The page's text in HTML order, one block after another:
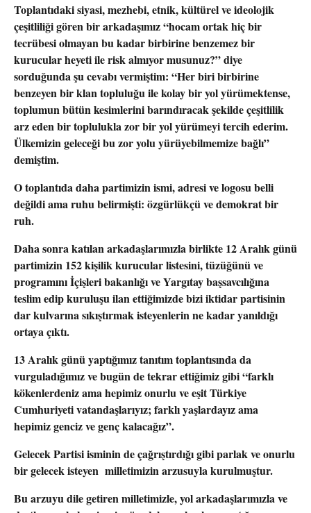
Toplantıdaki siyasi, mezhebi, etnik, kültürel ve ideolojik
çeşitliliği gören bir arkadaşımız “hocam ortak hiç bir
tecrübesi olmayan bu kadar birbirine benzemez bir
kurucular heyeti ile risk almıyor musunuz?” diye
sorduğunda şu cevabı vermiştim: “Her biri birbirine
benzeyen bir klan topluluğu ile kolay bir yol yürümektense,
toplumun bütün kesimlerini barındıracak şekilde çeşitlilik
arz eden bir toplulukla zor bir yol yürümeyi tercih ederim.
Ülkemizin geleceği bu zor yolu yürüyebilmemize bağlı”
demiştim.
O toplantıda daha partimizin ismi, adresi ve logosu belli
değildi ama ruhu belirmişti: özgürlükçü ve demokrat bir
ruh.
Daha sonra katılan arkadaşlarımızla birlikte 12 Aralık günü
partimizin 152 kişilik kurucular listesini, tüzüğünü ve
programını İçişleri bakanlığı ve Yargıtay başsavcılığına
teslim edip kuruluşu ilan ettiğimizde bizi iktidar partisinin
dar kulvarına sıkıştırmak isteyenlerin ne kadar yanıldığı
ortaya çıktı.
13 Aralık günü yaptığımız tanıtım toplantısında da
vurguladığımız ve bugün de tekrar ettiğimiz gibi “farklı
kökenlerdeniz ama hepimiz onurlu ve eşit Türkiye
Cumhuriyeti vatandaşlarıyız; farklı yaşlardayız ama
hepimiz genciz ve genç kalacağız”.
Gelecek Partisi isminin de çağrıştırdığı gibi parlak ve onurlu
bir gelecek isteyen milletimizin arzusuyla kurulmuştur.
Bu arzuyu dile getiren milletimizle, yol arkadaşlarımızla ve